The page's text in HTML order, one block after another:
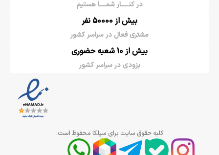
در کنـــــار شمــــا هستیم
بیش از 50000 نفر
مشتری فعال در سراسر کشور
بیش از 10 شعبه حضوری
بزودی در سراسر کشور
کلیه حقوق سایت برای سیلکا محفوظ است.